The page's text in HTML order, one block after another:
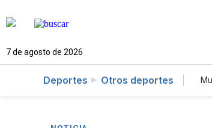
7 de agosto de 2026
Deportes Otros deportes